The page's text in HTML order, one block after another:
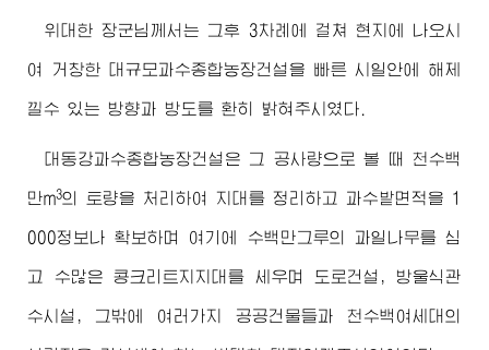
위대한 장군님께서는 그후 3차례에 걸쳐 현지에 나오시
여 거창한 대규모과수종합농장건설을 빠른 시일안에 해제
낄수 있는 방향과 방도를 환히 밝혀주시였다.
대동강과수종합농장건설은 그 공사량으로 볼 때 천수백
만m3의 토량을 처리하여 지대를 정리하고 과수밭면적을 1
000정보나 확보하며 여기에 수백만그루의 과일나무를 심
고 수많은 콩크리트지지대를 세우며 도로건설, 방울식관
수시설, 그밖에 여러가지 공공건물들과 천수백여세대의